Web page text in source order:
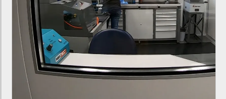
10r7673 caterpillar
Bico injetor caterpillar
Bico injetor caterpillar 120k
Bico injetor caterpillar 320d
Bico injetor caterpillar 924h
Heui caterpillar